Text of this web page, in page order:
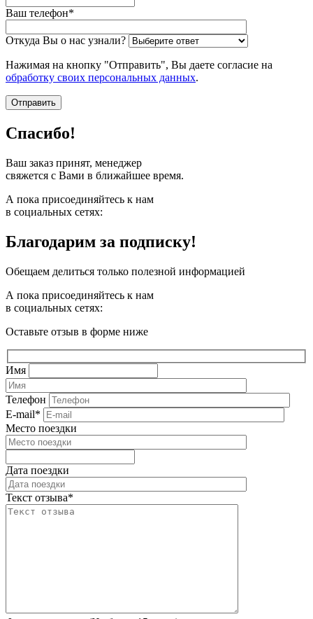
Ваш телефон*
Откуда Вы о нас узнали?
Нажимая на кнопку "Отправить", Вы даете согласие на
обработку своих персональных данных.
Спасибо!
Ваш заказ принят, менеджер
свяжется с Вами в ближайшее время.
А пока присоединяйтесь к нам
в социальных сетях:
Благодарим за подписку!
Обещаем делиться только полезной информацией
А пока присоединяйтесь к нам
в социальных сетях:
Оставьте отзыв в форме ниже
Имя
Телефон
E-mail*
Место поездки
Дата поездки
Текст отзыва*